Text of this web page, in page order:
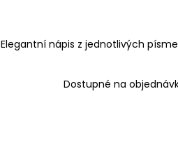
Elegantní nápis z jednotlivých
Dostupné na